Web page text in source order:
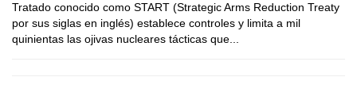
Tratado conocido como START (Strategic Arms Reduction Treaty
por sus siglas en inglés) establece controles y limita a mil
quinientas las ojivas nucleares tácticas que...